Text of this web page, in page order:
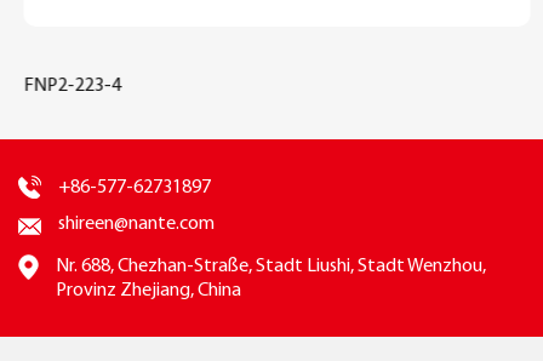
FNP2-223-4
+86-577-62731897
shireen@nante.com
Nr. 688, Chezhan-Straße, Stadt Liushi, Stadt Wenzhou,
Provinz Zhejiang, China